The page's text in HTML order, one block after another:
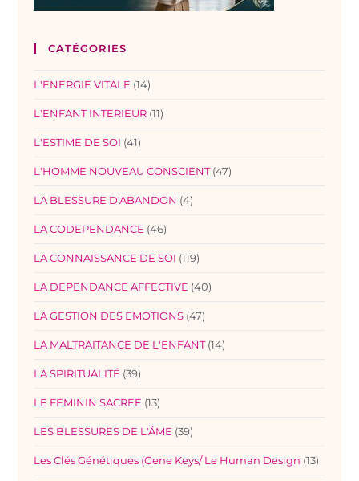
CATÉGORIES
L'ENERGIE VITALE (14)
L'ENFANT INTERIEUR (11)
L'ESTIME DE SOI (41)
L'HOMME NOUVEAU CONSCIENT (47)
LA BLESSURE D'ABANDON (4)
LA CODEPENDANCE (46)
LA CONNAISSANCE DE SOI (119)
LA DEPENDANCE AFFECTIVE (40)
LA GESTION DES EMOTIONS (47)
LA MALTRAITANCE DE L'ENFANT (14)
LA SPIRITUALITÉ (39)
LE FEMININ SACREE (13)
LES BLESSURES DE L'ÂME (39)
Les Clés Génétiques (Gene Keys/ Le Human Design (13)